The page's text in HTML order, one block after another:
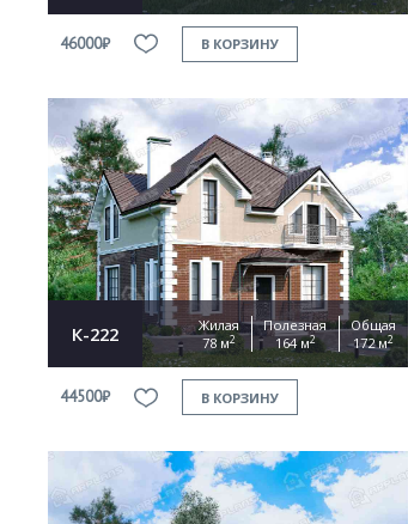
46000₽ В КОРЗИНУ
К-222
Жилая
78 м2
Полезная
164 м2
Общая
172 м2
44500₽ В КОРЗИНУ